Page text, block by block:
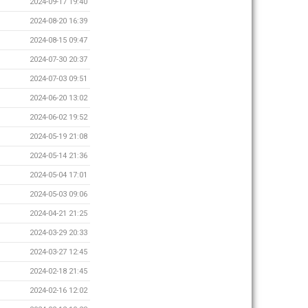
2024-08-20 16:39
2024-08-15 09:47
2024-07-30 20:37
2024-07-03 09:51
2024-06-20 13:02
2024-06-02 19:52
2024-05-19 21:08
2024-05-14 21:36
2024-05-04 17:01
2024-05-03 09:06
2024-04-21 21:25
2024-03-29 20:33
2024-03-27 12:45
2024-02-18 21:45
2024-02-16 12:02